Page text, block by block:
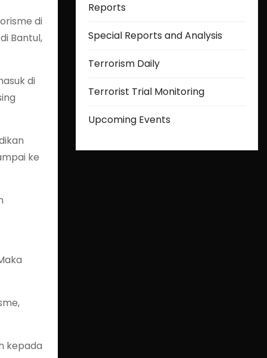
di
Bantul,
di
ke
kepada
Reports
Special Reports and Analysis
Terrorism Daily
Terrorist Trial Monitoring
Upcoming Events